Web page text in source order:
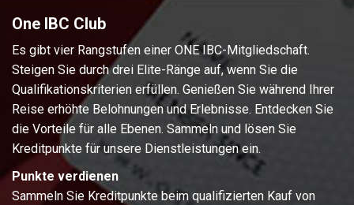
One IBC Club
Es gibt vier Rangstufen einer ONE IBC-Mitgliedschaft.
Steigen Sie durch drei Elite-Ränge auf, wenn Sie die
Qualifikationskriterien erfüllen. Genießen Sie während Ihrer
Reise erhöhte Belohnungen und Erlebnisse. Entdecken Sie
die Vorteile für alle Ebenen. Sammeln und lösen Sie
Kreditpunkte für unsere Dienstleistungen ein.
Punkte verdienen
Sammeln Sie Kreditpunkte beim qualifizierten Kauf von